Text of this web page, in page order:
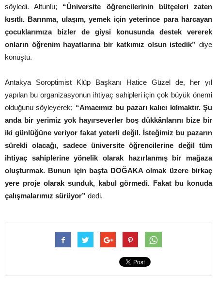
söyledi. Altunlu; “Üniversite öğrencilerinin bütçeleri zaten
kısıtlı. Barınma, ulaşım, yemek için yeterince para harcayan
çocuklarımıza bizler de giysi konusunda destek vererek
onların öğrenim hayatlarına bir katkımız olsun istedik” diye
konuştu.
Antakya Soroptimist Klüp Başkanı Hatice Güzel de, her yıl
yapılan bu organizasyonun ihtiyaç sahipleri için çok büyük önemi
olduğunu söyleyerek; “Amacımız bu pazarı kalıcı kılmaktır. Şu
anda bir yerimiz yok hayırseverler boş dükkânlarını bize bir
iki günlüğüne veriyor fakat yeterli değil. İsteğimiz bu pazarın
sürekli olacağı, sadece üniversite öğrencilerine değil tüm
ihtiyaç sahiplerine yönelik olarak hazırlanmış bir mağaza
oluşturmak. Bunun için başta DOĞAKA olmak üzere birkaç
yere proje olarak sunduk, kabul görmedi. Fakat bu konuda
çalışmalarımız sürüyor” dedi.